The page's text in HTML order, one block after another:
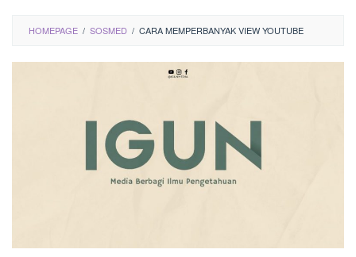
HOMEPAGE / SOSMED / CARA MEMPERBANYAK VIEW YOUTUBE